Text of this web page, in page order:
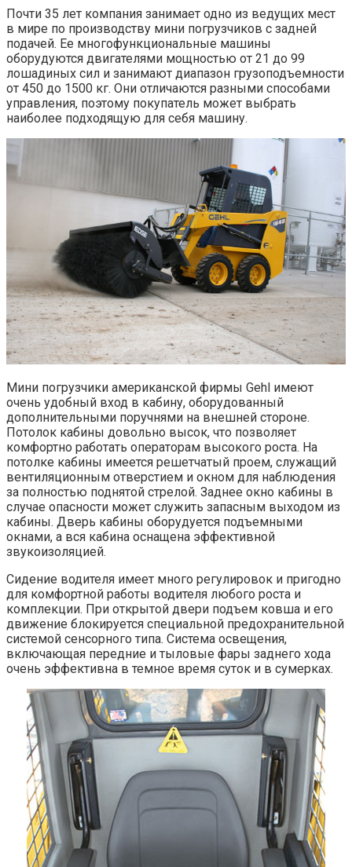
Почти 35 лет компания занимает одно из ведущих мест
в мире по производству мини погрузчиков с задней
подачей. Ее многофункциональные машины
оборудуются двигателями мощностью от 21 до 99
лошадиных сил и занимают диапазон грузоподъемности
от 450 до 1500 кг. Они отличаются разными способами
управления, поэтому покупатель может выбрать
наиболее подходящую для себя машину.
Мини погрузчики американской фирмы Gehl имеют
очень удобный вход в кабину, оборудованный
дополнительными поручнями на внешней стороне.
Потолок кабины довольно высок, что позволяет
комфортно работать операторам высокого роста. На
потолке кабины имеется решетчатый проем, служащий
вентиляционным отверстием и окном для наблюдения
за полностью поднятой стрелой. Заднее окно кабины в
случае опасности может служить запасным выходом из
кабины. Дверь кабины оборудуется подъемными
окнами, а вся кабина оснащена эффективной
звукоизоляцией.
Сидение водителя имеет много регулировок и пригодно
для комфортной работы водителя любого роста и
комплекции. При открытой двери подъем ковша и его
движение блокируется специальной предохранительной
системой сенсорного типа. Система освещения,
включающая передние и тыловые фары заднего хода
очень эффективна в темное время суток и в сумерках.